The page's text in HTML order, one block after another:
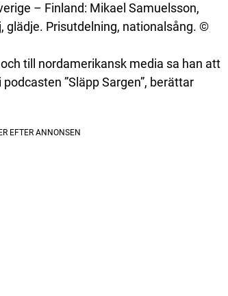
– Finland: Mikael Samuelsson,
glädje. Prisutdelning, nationalsång. ©
till nordamerikansk media sa han att
”Släpp Sargen”, berättar